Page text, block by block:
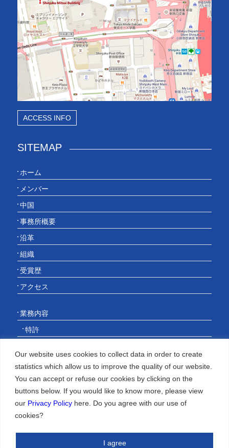
Our website uses cookies to collect data in order to create
statistics which allow us to improve the quality of our website.
You can accept or refuse our cookies by clicking on the
buttons below. If you would like to know more, please view
our Privacy Policy here. Do you agree with our use of
cookies?
I agree
ACCESS INFO
SITEMAP
ホーム
メンバー
中国
事務所概要
沿革
組織
受賞歴
アクセス
業務内容
特許
当事者系手続
その他のサービス
記事・知財情報
執筆情報